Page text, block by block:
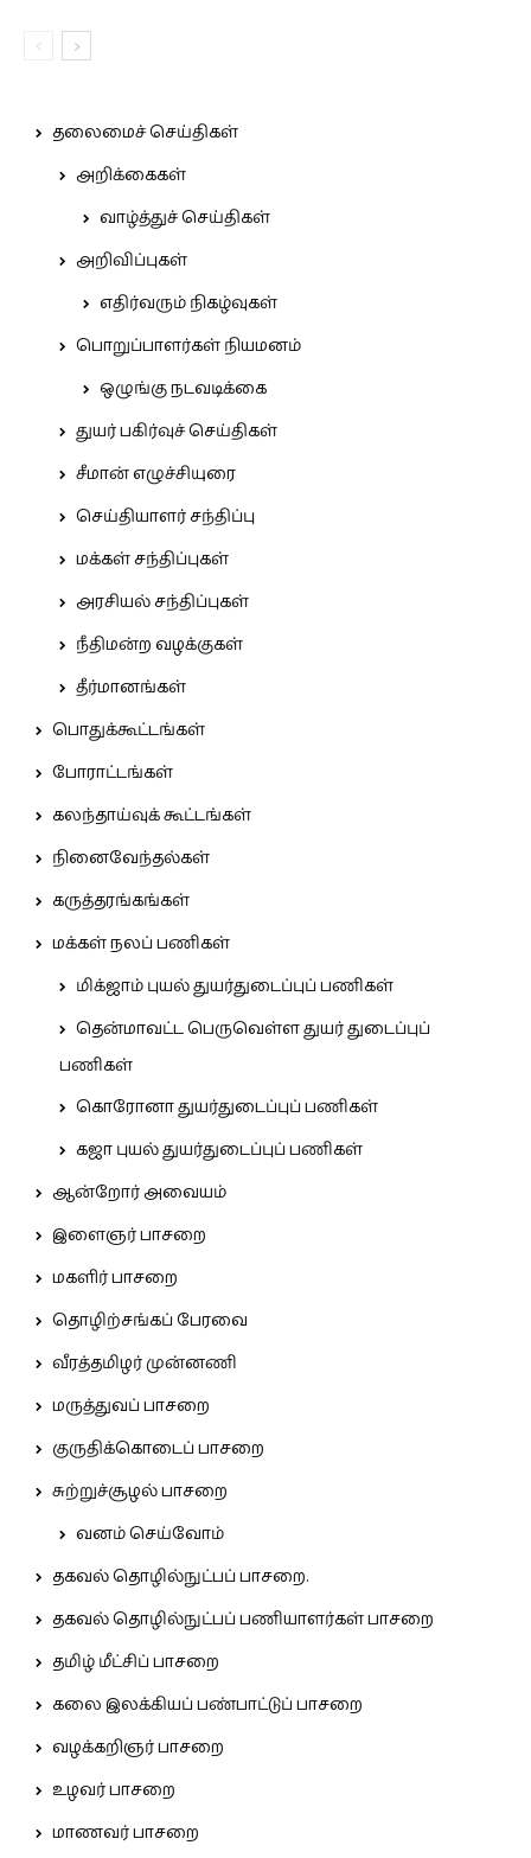
தலைமைச் செய்திகள்
அறிக்கைகள்
வாழ்த்துச் செய்திகள்
அறிவிப்புகள்
எதிர்வரும் நிகழ்வுகள்
பொறுப்பாளர்கள் நியமனம்
ஒழுங்கு நடவடிக்கை
துயர் பகிர்வுச் செய்திகள்
சீமான் எழுச்சியுரை
செய்தியாளர் சந்திப்பு
மக்கள் சந்திப்புகள்
அரசியல் சந்திப்புகள்
நீதிமன்ற வழக்குகள்
தீர்மானங்கள்
பொதுக்கூட்டங்கள்
போராட்டங்கள்
கலந்தாய்வுக் கூட்டங்கள்
நினைவேந்தல்கள்
கருத்தரங்கங்கள்
மக்கள் நலப் பணிகள்
மிக்ஜாம் புயல் துயர்துடைப்புப் பணிகள்
தென்மாவட்ட பெருவெள்ள துயர் துடைப்புப்
பணிகள்
கொரோனா துயர்துடைப்புப் பணிகள்
கஜா புயல் துயர்துடைப்புப் பணிகள்
ஆன்றோர் அவையம்
இளைஞர் பாசறை
மகளிர் பாசறை
தொழிற்சங்கப் பேரவை
வீரத்தமிழர் முன்னணி
மருத்துவப் பாசறை
குருதிக்கொடைப் பாசறை
சுற்றுச்சூழல் பாசறை
வனம் செய்வோம்
தகவல் தொழில்நுட்பப் பாசறை.
தகவல் தொழில்நுட்பப் பணியாளர்கள் பாசறை
தமிழ் மீட்சிப் பாசறை
கலை இலக்கியப் பண்பாட்டுப் பாசறை
வழக்கறிஞர் பாசறை
உழவர் பாசறை
மாணவர் பாசறை